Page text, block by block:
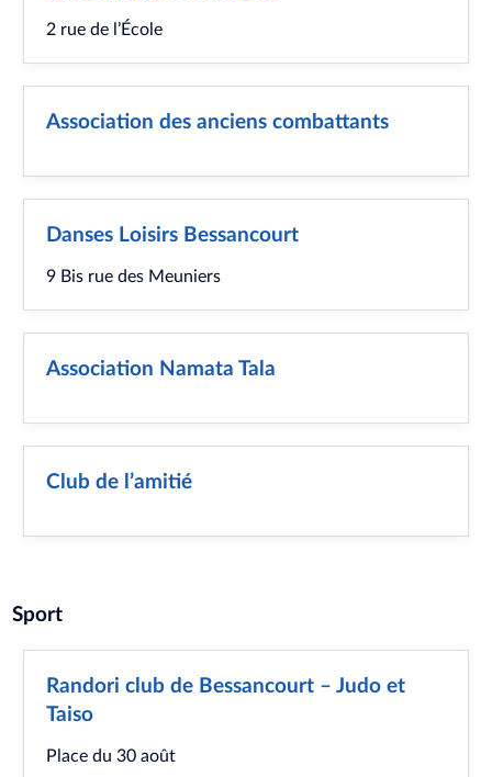
2 rue de l’École
Association des anciens combattants
Danses Loisirs Bessancourt
9 Bis rue des Meuniers
Association Namata Tala
Club de l’amitié
Sport
Randori club de Bessancourt – Judo et
Taiso
Place du 30 août